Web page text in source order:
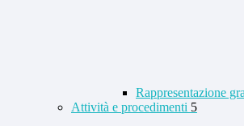
Rappresentazione
Attività e procedimenti 5